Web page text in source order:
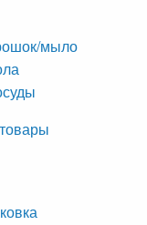
мыло